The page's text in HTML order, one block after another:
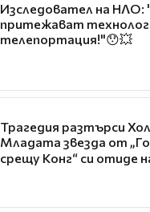
Изследовател на
притежават
телепортация!"😯💥
Трагедия разтърси
Младата звезда от
срещу Конг“ си отиде